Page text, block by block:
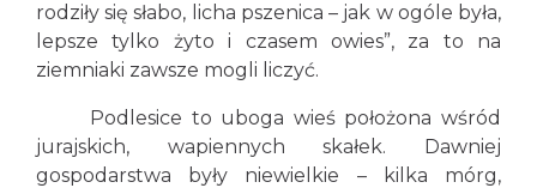
rodziły się słabo, licha pszenica – jak w ogóle była,
lepsze tylko żyto i czasem owies”, za to na
ziemniaki zawsze mogli liczyć.
Podlesice to uboga wieś położona wśród
jurajskich, wapiennych skałek. Dawniej
gospodarstwa były niewielkie – kilka mórg,